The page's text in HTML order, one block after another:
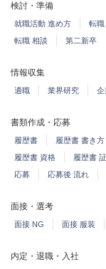
検討・準備
就職活動 進め方 転職
転職 相談
第二新卒
情報収集
適職 業界研究 企
書類作成・応募
履歴書 履歴書 書き方
履歴書 資格
履歴書
応募
応募後 流れ
面接・選考
面接 NG 面接 服装
内定・退職・入社